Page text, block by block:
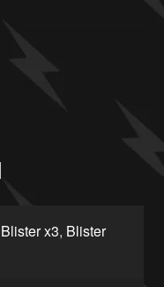
Blister x3, Blister